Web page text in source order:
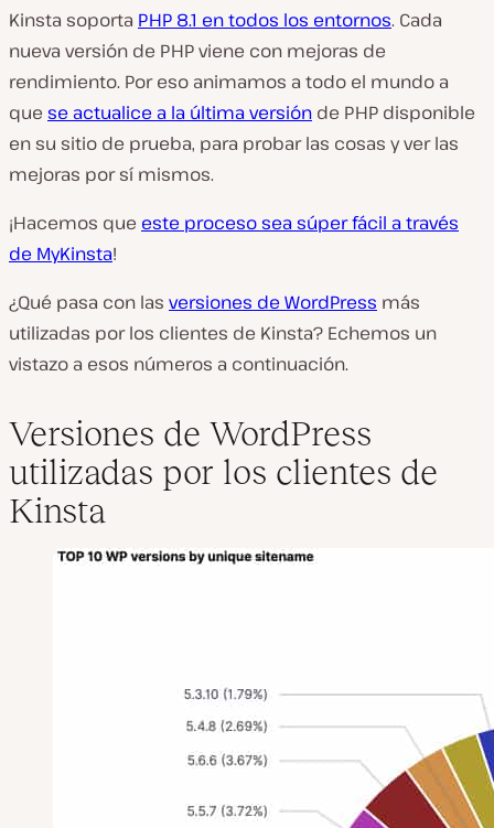
Kinsta soporta PHP 8.1 en todos los entornos. Cada
nueva versión de PHP viene con mejoras de
rendimiento. Por eso animamos a todo el mundo a
que se actualice a la última versión de PHP disponible
en su sitio de prueba, para probar las cosas y ver las
mejoras por sí mismos.
¡Hacemos que este proceso sea súper fácil a través
de MyKinsta!
¿Qué pasa con las versiones de WordPress más
utilizadas por los clientes de Kinsta? Echemos un
vistazo a esos números a continuación.
Versiones de WordPress
utilizadas por los clientes de
Kinsta